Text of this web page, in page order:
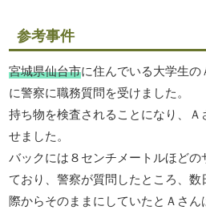
参考事件
宮城県仙台市に住んでいる大学生の
に警察に職務質問を受けました。
持ち物を検査されることになり、
せました。
バックには８センチメートルほど
ており、警察が質問したところ、
際からそのままにしていたとＡさん